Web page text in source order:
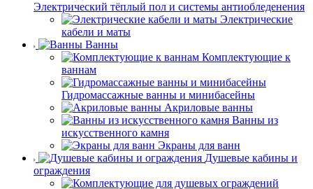
Электрический тёплый пол и системы антиобледенения
Электрические
кабели и маты
Ванны
Комплектующие к
ваннам
Гидромассажные ванны и минибасейны
Акриловые ванны
Ванны из
искусственного камня
Экраны для ванн
Душевые кабины и
ограждения